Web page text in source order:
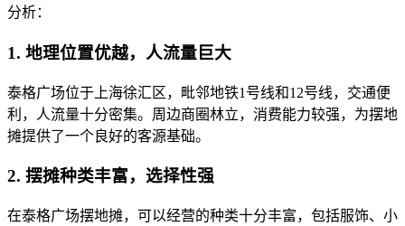
分析：
1. 地理位置优越，人流量巨大
泰格广场位于上海徐汇区，毗邻地铁1号线和12号线，交通便
利，人流量十分密集。周边商圈林立，消费能力较强，为摆地
摊提供了一个良好的客源基础。
2. 摆摊种类丰富，选择性强
在泰格广场摆地摊，可以经营的种类十分丰富，包括服饰、小